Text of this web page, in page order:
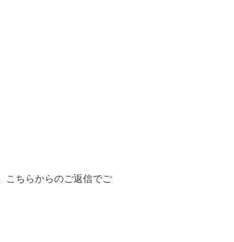
こちらからのご返信でご